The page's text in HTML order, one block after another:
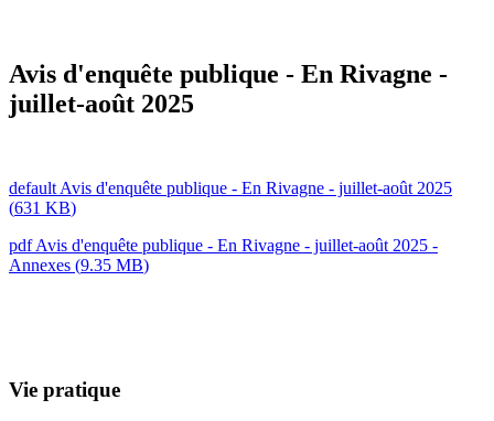
Avis d'enquête publique - En Rivagne -
juillet-août 2025
default Avis d'enquête publique - En Rivagne - juillet-août 2025
(631 KB)
pdfAvis d'enquête publique - En Rivagne - juillet-août 2025 -
Annexes (9.35 MB)
Vie pratique